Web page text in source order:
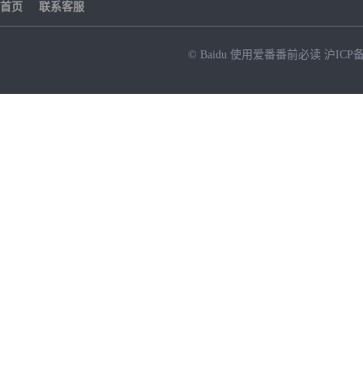
首页 联系客服
© Baidu 使用爱番番前必读 沪ICP